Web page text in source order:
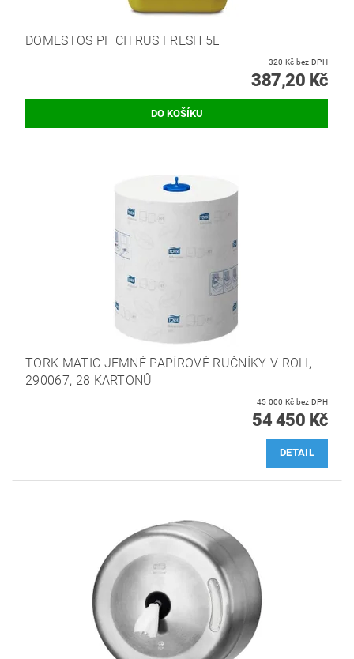
DOMESTOS PF CITRUS FRESH 5L
320 Kč bez DPH
387,20 Kč
TORK MATIC JEMNÉ PAPÍROVÉ RUČNÍKY V ROLI,
290067, 28 KARTONŮ
45 000 Kč bez DPH
54 450 Kč
DETAIL